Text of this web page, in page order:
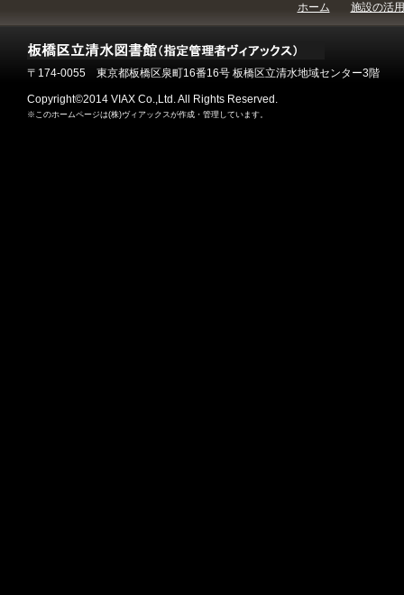
ホーム 施設の活用
〒174-0055 東京都板橋区泉町16番16号 板橋区立清水地域センター3階
Copyright©2014 VIAX Co.,Ltd. All Rights Reserved.
※このホームページは(株)ヴィアックスが作成・管理しています。